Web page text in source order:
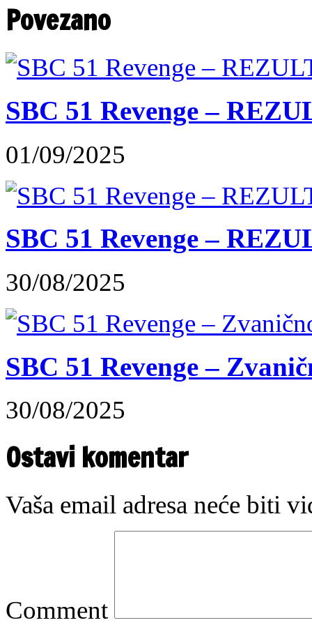
Povezano
SBC 51 Revenge –
01/09/2025
SBC 51 Revenge –
30/08/2025
SBC 51 Revenge –
30/08/2025
Ostavi komentar
Vaša email adresa neće biti
Comment